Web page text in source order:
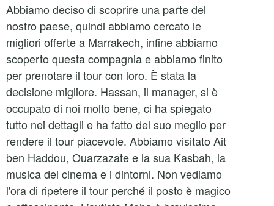
Abbiamo deciso di scoprire una parte del
nostro paese, quindi abbiamo cercato le
migliori offerte a Marrakech, infine abbiamo
scoperto questa compagnia e abbiamo finito
per prenotare il tour con loro. È stata la
decisione migliore. Hassan, il manager, si è
occupato di noi molto bene, ci ha spiegato
tutto nei dettagli e ha fatto del suo meglio per
rendere il tour piacevole. Abbiamo visitato Ait
ben Haddou, Ouarzazate e la sua Kasbah, la
musica del cinema e i dintorni. Non vediamo
l'ora di ripetere il tour perché il posto è magico